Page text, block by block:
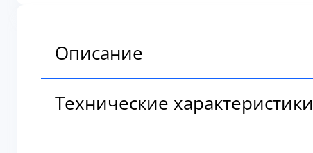
Описание
Технические характеристики